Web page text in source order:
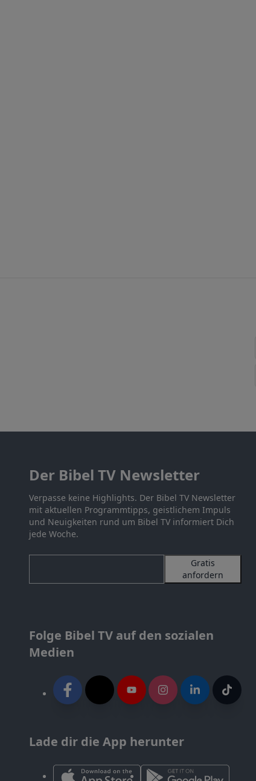
Der Bibel TV Newsletter
Verpasse keine Highlights. Der Bibel TV Newsletter
mit aktuellen Programmtipps, geistlichem Impuls
und Neuigkeiten rund um Bibel TV informiert Dich
jede Woche.
Gratis
anfordern
Folge Bibel TV auf den sozialen
Medien
Lade dir die App herunter